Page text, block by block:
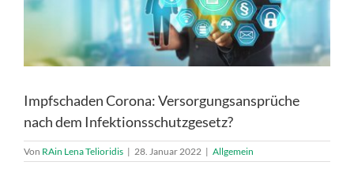
Impfschaden Corona: Versorgungsansprüche
nach dem Infektionsschutzgesetz?
Von RAin Lena Telioridis | 28. Januar 2022 | Allgemein